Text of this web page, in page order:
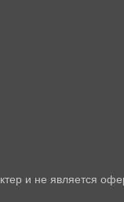
и не является